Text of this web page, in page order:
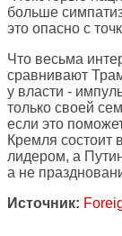
больше
это опасно с
Что весьма
сравнивают
у власти -
только своей
если это
Кремля
лидером, а
а не
Источник: